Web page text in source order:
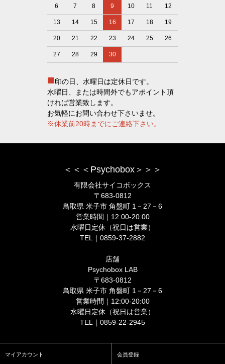
6 7 8 9 10 11 12
13 14 15 16 17 18 19
20 21 22 23 24 25 26
27 28 29 30
■印の日、水曜日は定休日です。
水曜日、または時間外でもアポイント頂
ければ営業致します。
お気軽にお問い合わせ下さいませ。
※休業前20時までにご連絡下さい。
＜＜＜Psychobox＞＞＞
有限会社サイコボックス
〒683-0812
鳥取県 米子市 角盤町 1－27－6
営業時間｜12:00-20:00
水曜日定休（祝日は営業）
TEL｜0859-37-2882
店舗
Psychobox LAB
〒683-0812
鳥取県 米子市 角盤町 1－27－6
営業時間｜12:00-20:00
水曜日定休（祝日は営業）
TEL｜0859-22-2945
マイアカウント 会員登録